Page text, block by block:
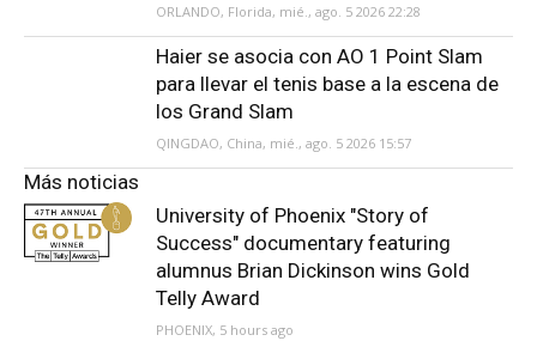
ORLANDO, Florida, mié., ago. 5 2026 22:28
Haier se asocia con AO 1 Point Slam
para llevar el tenis base a la escena de
los Grand Slam
QINGDAO, China, mié., ago. 5 2026 15:57
Más noticias
University of Phoenix "Story of
Success" documentary featuring
alumnus Brian Dickinson wins Gold
Telly Award
PHOENIX, 5 hours ago